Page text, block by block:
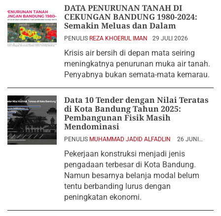
DATA PENURUNAN TANAH DI
CEKUNGAN BANDUNG 1980-2024:
Semakin Meluas dan Dalam
PENULIS REZA KHOERUL IMAN 29 JULI 2026
Krisis air bersih di depan mata seiring
meningkatnya penurunan muka air tanah.
Penyabnya bukan semata-mata kemarau.
Data 10 Tender dengan Nilai Teratas
di Kota Bandung Tahun 2025:
Pembangunan Fisik Masih
Mendominasi
PENULIS MUHAMMAD JADID ALFADLIN
26 JUNI
Pekerjaan konstruksi menjadi jenis
pengadaan terbesar di Kota Bandung.
Namun besarnya belanja modal belum
tentu berbanding lurus dengan
peningkatan ekonomi.